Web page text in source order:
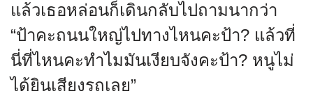
แล้วเธอหล่อนก็เดินกลับไปถามนากว่า
“ป้าคะถนนใหญ่ไปทางไหนคะป้า? แล้วที่
นี่ที่ไหนคะทำไมมันเงียบจังคะป้า? หนูไม่
ได้ยินเสียงรถเลย”